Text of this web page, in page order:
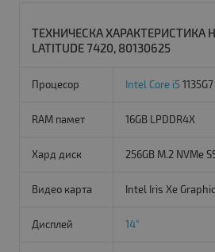
ТЕХНИЧЕСКА ХАРАКТЕРИСТИКА
LATITUDE 7420, 80130625
Процесор Intel Core i5
RAM памет 16GB LPDDR4X
Хард диск 256GB M.2 NVMe
Видео карта Intel Iris Xe
Дисплей 14"